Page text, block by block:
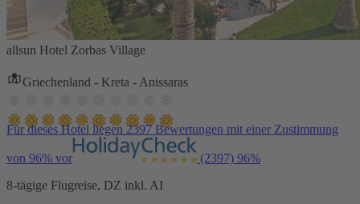
allsun Hotel Zorbas Village
Griechenland - Kreta - Anissaras
Für dieses Hotel liegen 2397 Bewertungen mit einer Zustimmung
von 96% vor (2397) 96%
8-tägige Flugreise, DZ inkl. AI